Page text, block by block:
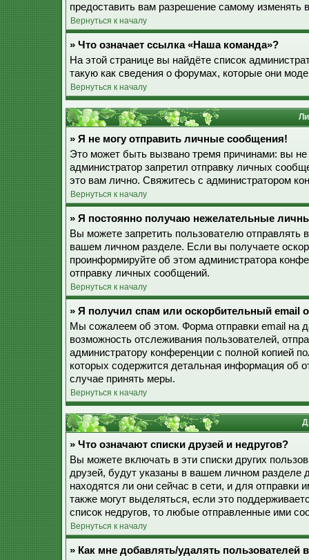
предоставить вам разрешение самому
Вернуться к началу
» Что означает ссылка «Наша команда»?
На этой странице вы найдёте список
такую как сведения о форумах, которые они
Вернуться к началу
» Я не могу отправить личные сообщения!
Это может быть вызвано тремя причинами: вы
администратор запретил отправку личных
это вам лично. Свяжитесь с администратором
Вернуться к началу
» Я постоянно получаю нежелательные
Вы можете запретить пользователю
вашем личном разделе. Если вы получаете
проинформируйте об этом администратора
отправку личных сообщений.
Вернуться к началу
» Я получил спам или оскорбительный email
Мы сожалеем об этом. Форма отправки email на
возможность отслеживания пользователей,
администратору конференции с полной копией
которых содержится детальная информация об
случае принять меры.
Вернуться к началу
» Что означают списки друзей и недругов?
Вы можете включать в эти списки других
друзей, будут указаны в вашем личном разделе
находятся ли они сейчас в сети, и для
также могут выделяться, если это
список недругов, то любые отправленные ими
Вернуться к началу
» Как мне добавлять/удалять пользователей